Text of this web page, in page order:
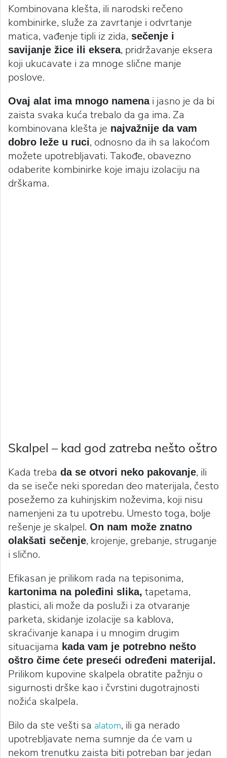
Kombinovana klešta, ili narodski rečeno
kombinirke, služe za zavrtanje i odvrtanje
matica, vađenje tipli iz zida, sečenje i
savijanje žice ili eksera, pridržavanje eksera
koji ukucavate i za mnoge slične manje
poslove.
Ovaj alat ima mnogo namenai jasno je da bi
zaista svaka kuća trebalo da ga ima. Za
kombinovana klešta je najvažnije da vam
dobro leže u ruci, odnosno da ih sa lakoćom
možete upotrebljavati. Takođe, obavezno
odaberite kombinirke koje imaju izolaciju na
drškama.
Skalpel – kad god zatreba nešto oštro
Kada treba da se otvori neko pakovanje, ili
da se iseče neki sporedan deo materijala, često
posežemo za kuhinjskim noževima, koji nisu
namenjeni za tu upotrebu. Umesto toga, bolje
rešenje je skalpel. On nam može znatno
olakšati sečenje, krojenje, grebanje, struganje
i slično.
Efikasan je prilikom rada na tepisonima,
kartonima na poleđini slika, tapetama,
plastici, ali može da posluži i za otvaranje
parketa, skidanje izolacije sa kablova,
skraćivanje kanapa i u mnogim drugim
situacijama kada vam je potrebno nešto
oštro čime ćete preseći određeni materijal.
Prilikom kupovine skalpela obratite pažnju o
sigurnosti drške kao i čvrstini dugotrajnosti
nožića skalpela.
Bilo da ste vešti sa alatom, ili ga nerado
upotrebljavate nema sumnje da će vam u
nekom trenutku zaista biti potreban bar jedan